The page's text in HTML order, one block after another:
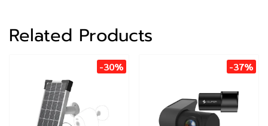
Related Products
-30% -37%